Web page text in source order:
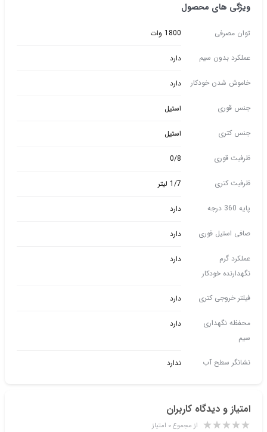
ویژگی های محصول
توان مصرفی 1800 وات
عملکرد بدون سیم دارد
خاموش شدن خودکار دارد
جنس قوری استیل
جنس کتری استیل
ظرفیت قوری 0/8
ظرفیت کتری 1/7 لیتر
پایه 360 درجه دارد
صافی استیل قوری دارد
عملکرد گرم
نگهدارنده خودکار
دارد
فیلتر خروجی کتری دارد
محفظه نگهداری
سیم
دارد
نشانگر سطح آب ندارد
امتیاز و دیدگاه کاربران
از مجموع ۰ امتیاز